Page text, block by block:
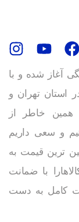
لوازم خانگی آغاز شده و با
استان تهران و
خاطر از
و سعی داریم
ترین قیمت به
با ضمانت
کامل به دست